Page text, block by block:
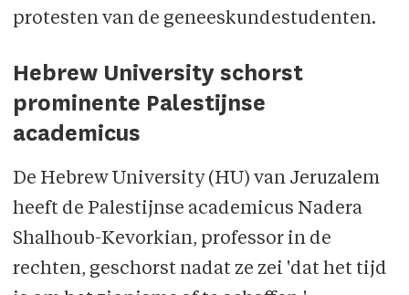
protesten van de geneeskundestudenten.
Hebrew University schorst
prominente Palestijnse
academicus
De Hebrew University (HU) van Jeruzalem
heeft de Palestijnse academicus Nadera
Shalhoub-Kevorkian, professor in de
rechten, geschorst nadat ze zei 'dat het tijd